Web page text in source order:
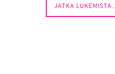
JATKA LUKEMISTA…